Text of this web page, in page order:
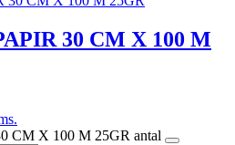
30 CM X 100 M
CM X 100 M 25GR antal